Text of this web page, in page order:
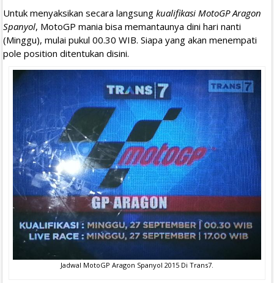
Untuk menyaksikan secara langsung kualifikasi MotoGP Aragon
Spanyol, MotoGP mania bisa memantaunya dini hari nanti
(Minggu), mulai pukul 00.30 WIB. Siapa yang akan menempati
pole position ditentukan disini.
Jadwal MotoGP Aragon Spanyol 2015 Di Trans7.